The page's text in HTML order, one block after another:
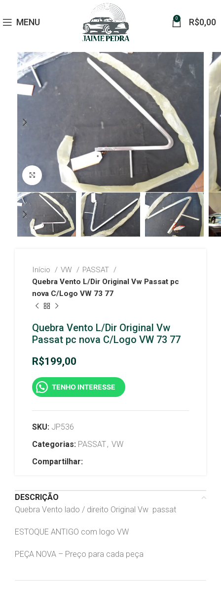
MENU 0 R$0,00
Click to enlarge
Início VW
PASSAT
Quebra Vento L/Dir Original Vw Passat pc
nova C/Logo VW 73 77
Quebra Vento L/Dir Original Vw
Passat pc nova C/Logo VW 73 77
R$199,00
TENHO INTERESSE
SKU: JP536
Categorias: PASSAT, VW
Compartilhar:
DESCRIÇÃO
Quebra Vento lado / direito Original Vw passat
ESTOQUE ANTIGO com logo VW
PEÇA NOVA – Preço para cada peça